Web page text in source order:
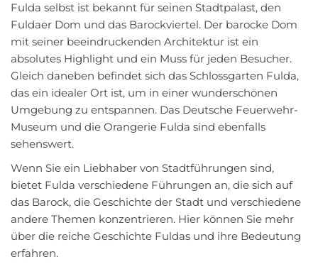
Fulda selbst ist bekannt für seinen Stadtpalast, den
Fuldaer Dom und das Barockviertel. Der barocke Dom
mit seiner beeindruckenden Architektur ist ein
absolutes Highlight und ein Muss für jeden Besucher.
Gleich daneben befindet sich das Schlossgarten Fulda,
das ein idealer Ort ist, um in einer wunderschönen
Umgebung zu entspannen. Das Deutsche Feuerwehr-
Museum und die Orangerie Fulda sind ebenfalls
sehenswert.
Wenn Sie ein Liebhaber von Stadtführungen sind,
bietet Fulda verschiedene Führungen an, die sich auf
das Barock, die Geschichte der Stadt und verschiedene
andere Themen konzentrieren. Hier können Sie mehr
über die reiche Geschichte Fuldas und ihre Bedeutung
erfahren.